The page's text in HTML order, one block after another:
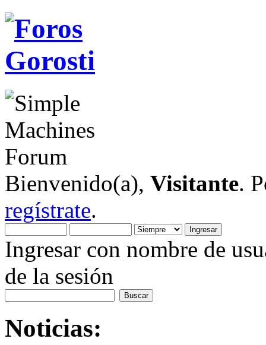
Bienvenido(a), Visitante.
regístrate.
Ingresar con nombre de
de la sesión
Noticias: